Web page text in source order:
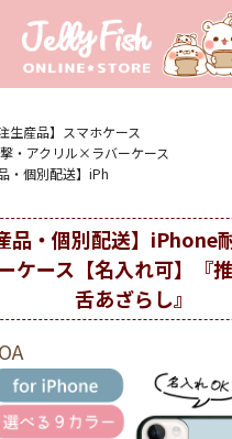
注生産品】スマホケース
・アクリル×ラバーケース
・個別配送】iPh
品・個別配送】iPhone
ケース【名入れ可】『
舌あざらし』